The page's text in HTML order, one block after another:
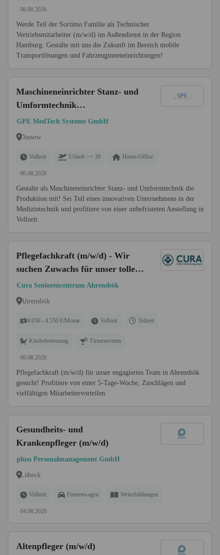
06.08.2026
Werde Teil der Sortimo Familie als Technischer
Vertriebsmitarbeiter (m/w/d) im Außendienst in der Region
Hamburg. Gestalte mit uns die Zukunft im Bereich mobile
Transportlösungen und Fahrzeuginneneinrichtungen!
Maschineneinrichter Stanz- und
Umformtechnik
(Industriemechaniker /
Werkzeugmechaniker /
(m/w/d)
GPE MedTech Systeme GmbH
Dassow
Vollzeit Urlaub >= 30 Home-Office
06.08.2026
Gestalte als Maschineneinrichter Stanz- und Umformtechnik die
Produktion mit! Sei Teil eines innovativen Unternehmens in der
Medizintechnik und profitiere von einer unbefristeten Anstellung in
Vollzeit.
Pflegefachkraft (m/w/d) - Wir
suchen Zuwachs für unser tolles
Team
Cura Seniorencentrum Ahrensbök
Ahrensbök
4.050 - 4.550 €/Monat Vollzeit Teilzeit
Kinderbetreuung Firmenevents
06.08.2026
Pflegefachkraft (m/w/d) für unser engagiertes Team in Ahrensbök
gesucht! Profitiere von einer 5-Tage-Woche, Zuschlägen und
vielfältigen Mitarbeitervorteilen.
Gesundheits- und
Krankenpfleger (m/w/d)
pluss Personalmanagement GmbH
Lübeck
Vollzeit Firmenwagen Weiterbildungen
04.08.2026
Altenpfleger (m/w/d)